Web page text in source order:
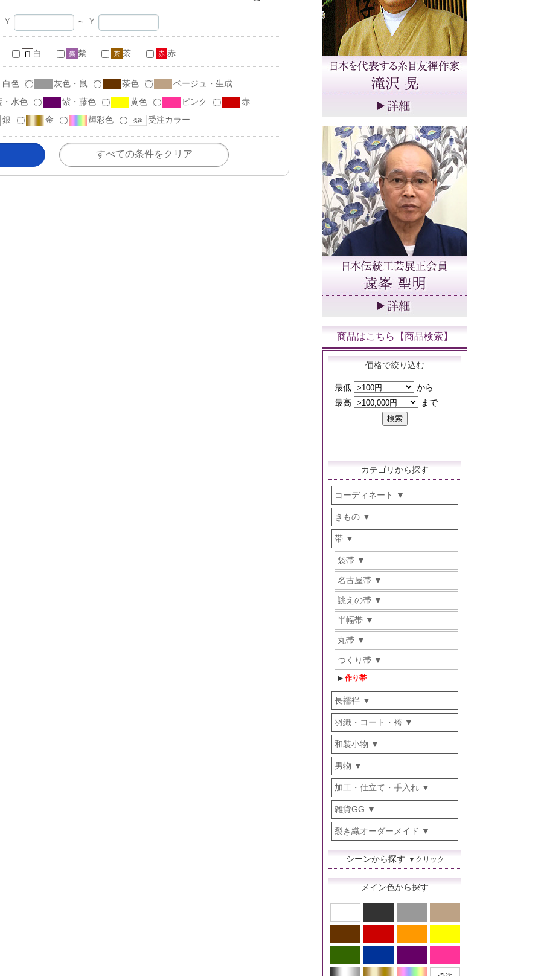
￥ ～ ￥
白 紫 茶 赤
白色 灰色・鼠 茶色
ベージュ・生成
・水色
紫・藤色 黄色 ピンク
赤
銀
金 輝彩色 受注カラー
商品はこちら【商品検索】
価格で絞り込む
カテゴリから探す
コーディネート
きもの
帯
袋帯
名古屋帯
誂えの帯
半幅帯
丸帯
つくり帯
作り帯
長襦袢
羽織・コート・袴
和装小物
男物
加工・仕立て・手入れ
雑貨GG
裂き織オーダーメイド
シーンから探す ▼クリック
メイン色から探す